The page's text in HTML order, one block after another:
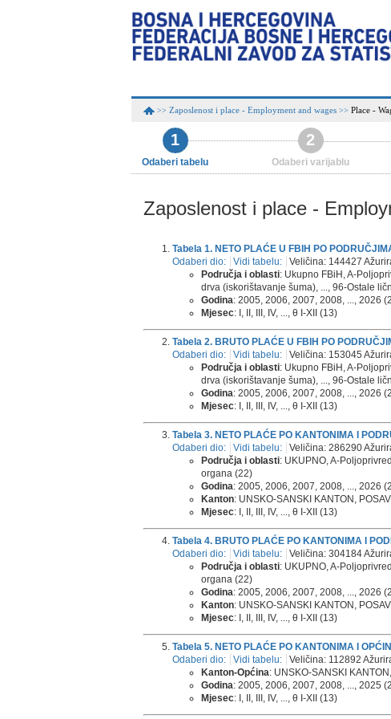
>> Zaposlenost i place - Employment and wages >> Place -
1
Odaberi tabelu
2
Odaberi varijablu
Zaposlenost i place -
Tabela 1. NETO PLAĆE U FBIH PO
Odaberi dio:
Vidi tabelu:
Veličina: 144427
Područja i oblasti: Ukupno FBiH, A-
drva (iskorištavanje šuma), ..., 96-Ostale
Godina: 2005, 2006, 2007, 2008, ..., 2026
Mjesec: I, II, III, IV, ..., θ I-XII (13)
Tabela 2. BRUTO PLAĆE U FBIH PO
Odaberi dio:
Vidi tabelu:
Veličina: 153045
Područja i oblasti: Ukupno FBiH, A-
drva (iskorištavanje šuma), ..., 96-Ostale
Godina: 2005, 2006, 2007, 2008, ..., 2026
Mjesec: I, II, III, IV, ..., θ I-XII (13)
Tabela 3. NETO PLAĆE PO KANTONIMA I
Odaberi dio:
Vidi tabelu:
Veličina: 286290
Područja i oblasti: UKUPNO, A-
organa (22)
Godina: 2005, 2006, 2007, 2008, ..., 2026
Kanton: UNSKO-SANSKI KANTON,
Mjesec: I, II, III, IV, ..., θ I-XII (13)
Tabela 4. BRUTO PLAĆE PO KANTONIMA I
Odaberi dio:
Vidi tabelu:
Veličina: 304184
Područja i oblasti: UKUPNO, A-
organa (22)
Godina: 2005, 2006, 2007, 2008, ..., 2026
Kanton: UNSKO-SANSKI KANTON,
Mjesec: I, II, III, IV, ..., θ I-XII (13)
Tabela 5. NETO PLAĆE PO KANTONIMA I
Odaberi dio:
Vidi tabelu:
Veličina: 112892
Kanton-Općina: UNSKO-SANSKI
Godina: 2005, 2006, 2007, 2008, ..., 2025
Mjesec: I, II, III, IV, ..., θ I-XII (13)